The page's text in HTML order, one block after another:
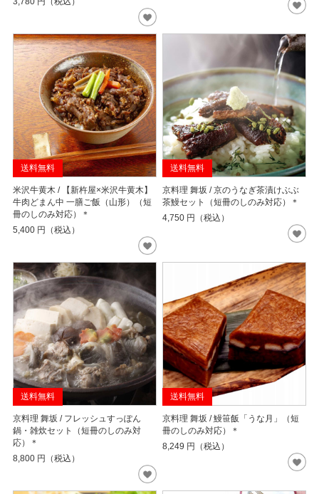
送料無料
米沢牛黄木 / 【新杵屋×米沢牛黄木】
牛肉どまん中 一膳ご飯（山形）（短
冊のしのみ対応）＊
5,400 円（税込）
送料無料
京料理 舞坂 / 京のうなぎ茶漬けぶぶ
茶鰻セット（短冊のしのみ対応）＊
4,750 円（税込）
送料無料
京料理 舞坂 / フレッシュすっぽん
鍋・雑炊セット（短冊のしのみ対
応）＊
8,800 円（税込）
送料無料
京料理 舞坂 / 鰻笹飯「うな月」（短
冊のしのみ対応）＊
8,249 円（税込）